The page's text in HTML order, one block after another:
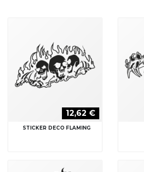
12,62 €
STICKER DECO FLAMING